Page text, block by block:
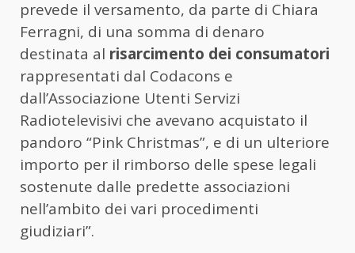
prevede il versamento, da parte di Chiara
Ferragni, di una somma di denaro
destinata al risarcimento dei consumatori
rappresentati dal Codacons e
dall’Associazione Utenti Servizi
Radiotelevisivi che avevano acquistato il
pandoro “Pink Christmas”, e di un ulteriore
importo per il rimborso delle spese legali
sostenute dalle predette associazioni
nell’ambito dei vari procedimenti
giudiziari”.